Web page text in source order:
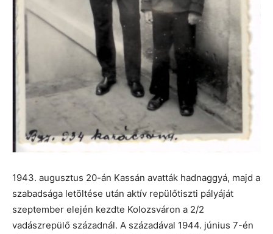
1943. augusztus 20-án Kassán avatták hadnaggyá, majd a
szabadsága letöltése után aktív repülőtiszti pályáját
szeptember elején kezdte Kolozsváron a 2/2
vadászrepülő századnál. A századával 1944. június 7-én